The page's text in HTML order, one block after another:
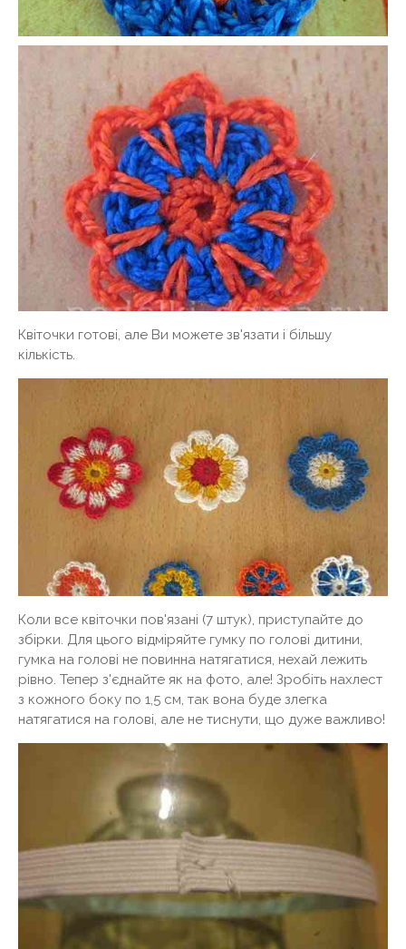
Квіточки готові, але Ви можете зв'язати і більшу
кількість.
Коли все квіточки пов'язані (7 штук), приступайте до
збірки. Для цього відміряйте гумку по голові дитини,
гумка на голові не повинна натягатися, нехай лежить
рівно. Тепер з'єднайте як на фото, але! Зробіть нахлест
з кожного боку по 1,5 см, так вона буде злегка
натягатися на голові, але не тиснути, що дуже важливо!